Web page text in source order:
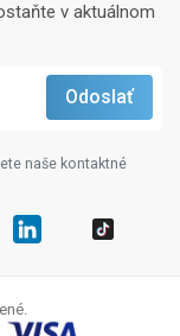
v aktuálnom
naše kontaktné